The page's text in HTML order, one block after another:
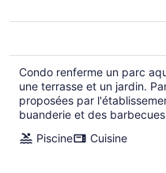
Condo renferme un parc
une terrasse et un jardin.
proposées par
buanderie et des
Piscine
Cuisine